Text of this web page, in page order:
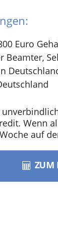
Euro
Beamter,
Wenn
auf
ZUM